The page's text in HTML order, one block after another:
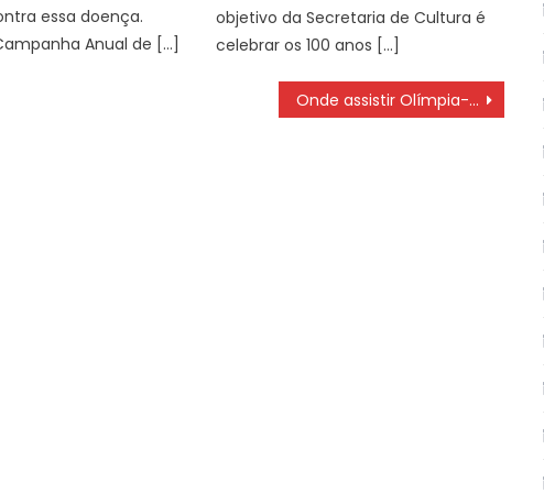
essa doença.
Anual de […]
objetivo da Secretaria de Cultura é
celebrar os 100 anos […]
Onde assistir Olímpia-SP x União Suzano pelo Campeonato Paulista A3 SÁBADO (05/03) às 15 hs